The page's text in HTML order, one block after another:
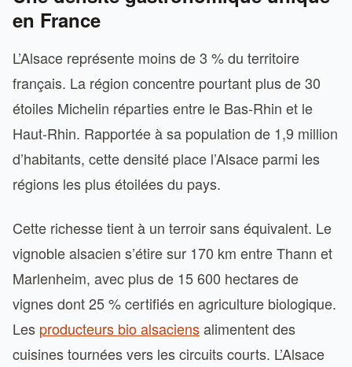
en France
L’Alsace représente moins de 3 % du territoire
français. La région concentre pourtant plus de 30
étoiles Michelin réparties entre le Bas-Rhin et le
Haut-Rhin. Rapportée à sa population de 1,9 million
d’habitants, cette densité place l’Alsace parmi les
régions les plus étoilées du pays.
Cette richesse tient à un terroir sans équivalent. Le
vignoble alsacien s’étire sur 170 km entre Thann et
Marlenheim, avec plus de 15 600 hectares de
vignes dont 25 % certifiés en agriculture biologique.
Les producteurs bio alsaciensalimentent des
cuisines tournées vers les circuits courts. L’Alsace